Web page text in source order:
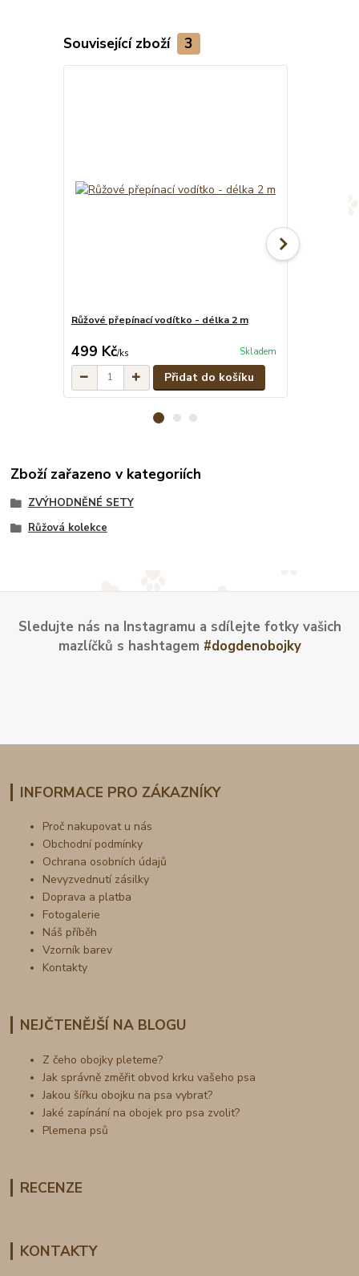
Související zboží 3
Růžové přepínací vodítko - délka 2 m
499 Kč/ks Skladem
Přidat do košíku
Zboží zařazeno v kategoriích
ZVÝHODNĚNÉ SETY
Růžová kolekce
Sledujte nás na Instagramu a sdílejte fotky vašich
mazlíčků s hashtagem #dogdenobojky
INFORMACE PRO ZÁKAZNÍKY
Proč nakupovat u nás
Obchodní podmínky
Ochrana osobních údajů
Nevyzvednutí zásilky
Doprava a platba
Fotogalerie
Náš příběh
Vzorník barev
Kontakty
NEJČTENĚJŠÍ NA BLOGU
Z čeho obojky pleteme?
Jak správně změřit obvod krku vašeho psa
Jakou šířku obojku na psa vybrat?
Jaké zapínání na obojek pro psa zvolit?
Plemena psů
RECENZE
KONTAKTY